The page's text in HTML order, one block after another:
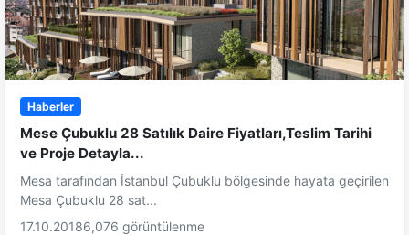
Haberler
Mese Çubuklu 28 Satılık Daire Fiyatları,Teslim Tarihi
ve Proje Detayla...
Mesa tarafından İstanbul Çubuklu bölgesinde hayata geçirilen
Mesa Çubuklu 28 sat...
17.10.20186,076 görüntülenme